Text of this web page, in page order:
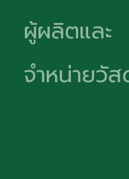
ผู้ผลิตและ
จำหน่ายวั